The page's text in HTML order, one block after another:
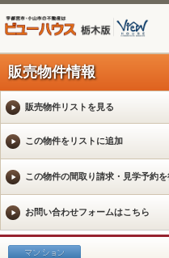
販売物件情報
販売物件リストを見る